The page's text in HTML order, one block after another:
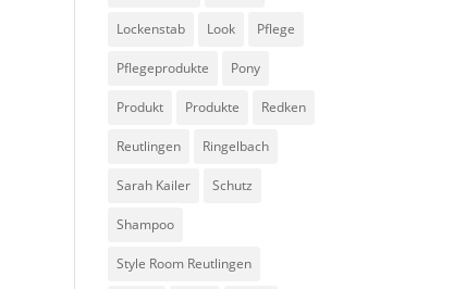
Lockenstab Look Pflege
Pflegeprodukte Pony
Produkt Produkte Redken
Reutlingen Ringelbach
Sarah Kailer Schutz
Shampoo
Style Room Reutlingen